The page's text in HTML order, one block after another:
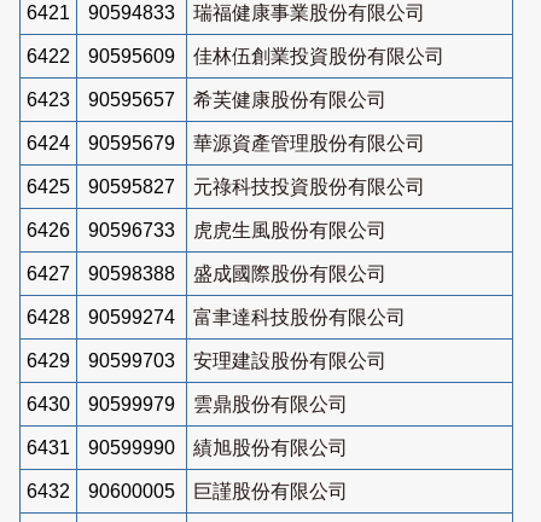
6421 90594833 瑞福健康事業股份有限公司
6422 90595609 佳林伍創業投資股份有限公司
6423 90595657 希芙健康股份有限公司
6424 90595679 華源資產管理股份有限公司
6425 90595827 元祿科技投資股份有限公司
6426 90596733 虎虎生風股份有限公司
6427 90598388 盛成國際股份有限公司
6428 90599274 富聿達科技股份有限公司
6429 90599703 安理建設股份有限公司
6430 90599979 雲鼎股份有限公司
6431 90599990 績旭股份有限公司
6432 90600005 巨謹股份有限公司